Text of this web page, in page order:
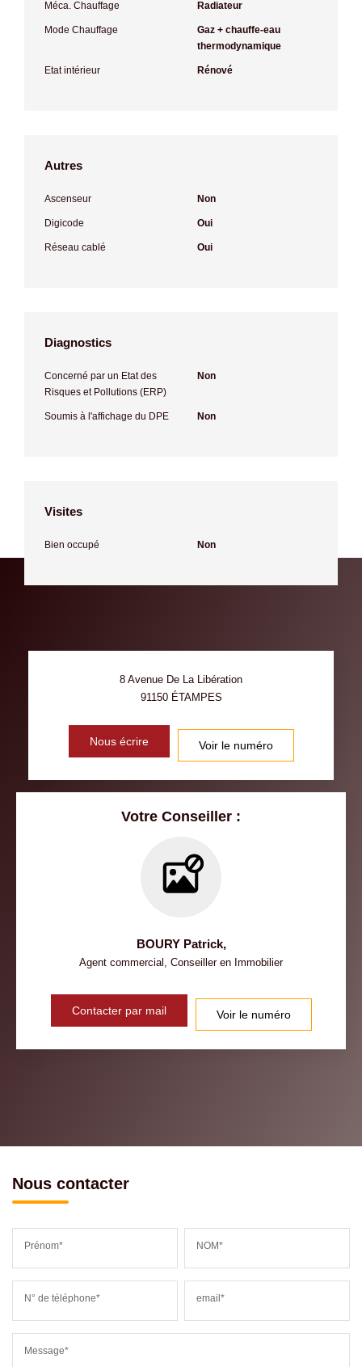
Méca. Chauffage Radiateur
Mode Chauffage
Gaz + chauffe-eau
thermodynamique
Etat intérieur Rénové
Autres
Ascenseur Non
Digicode Oui
Réseau cablé Oui
Diagnostics
Concerné par un Etat des
Risques et Pollutions (ERP)
Non
Soumis à l'affichage du DPE Non
Visites
Bien occupé Non
8 Avenue De La Libération
91150 ÉTAMPES
Nous écrire Voir le numéro
Votre Conseiller :
BOURY Patrick,
Agent commercial, Conseiller en Immobilier
Contacter par mail Voir le numéro
Nous contacter
Prénom* NOM*
N° de téléphone* email*
Message*